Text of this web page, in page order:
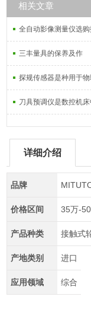
相关文章
全自动影像测量仪选
三丰量具的保养及作
探规传感器是种用于
刀具预调仪是数控机
详细介绍
品牌
价格区间 35万-
产品种类 接触式
产地类别 进口
应用领域 综合